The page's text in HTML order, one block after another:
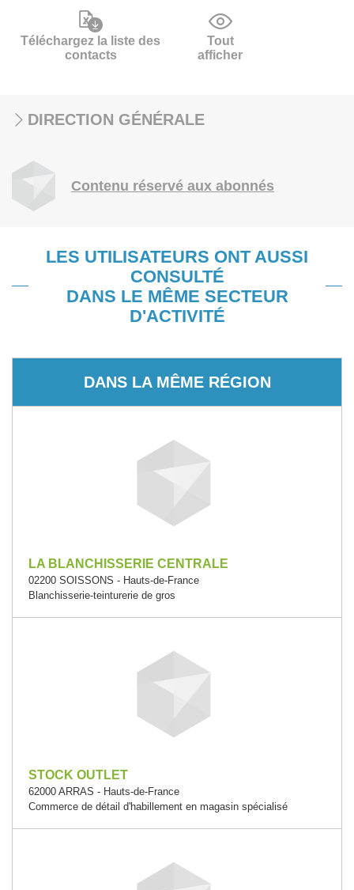
Téléchargez la liste des
contacts
Tout
afficher
DIRECTION GÉNÉRALE
Contenu réservé aux abonnés
LES UTILISATEURS ONT AUSSI
CONSULTÉ
DANS LE MÊME SECTEUR
D'ACTIVITÉ
DANS LA MÊME RÉGION
LA BLANCHISSERIE CENTRALE
02200 SOISSONS - Hauts-de-France
Blanchisserie-teinturerie de gros
STOCK OUTLET
62000 ARRAS - Hauts-de-France
Commerce de détail d'habillement en magasin spécialisé